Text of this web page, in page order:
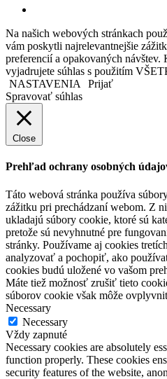
Na našich webových stránkach
vám poskytli najrelevantnejšie
preferencií a opakovaných
vyjadrujete súhlas s použitím
NASTAVENIA
Prijať
Spravovať súhlas
Close
Prehľad ochrany osobných
Táto webová stránka používa
zážitku pri prechádzaní webom. Z
ukladajú súbory cookie, ktoré sú
pretože sú nevyhnutné pre
stránky. Používame aj cookies
analyzovať a pochopiť, ako
cookies budú uložené vo vašom
Máte tiež možnosť zrušiť tieto
súborov cookie však môže
Necessary
Necessary
Vždy zapnuté
Necessary cookies are absolutely
function properly. These cookies
security features of the website,